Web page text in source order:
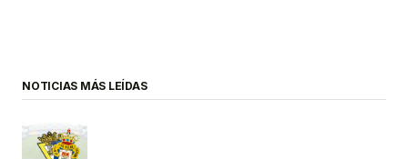
NOTICIAS MÁS LEÍDAS